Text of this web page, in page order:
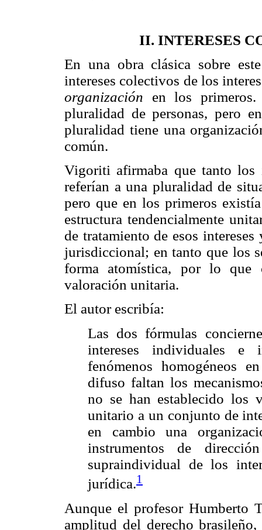
II. INTERESES
En una obra clásica sobre
intereses colectivos de los
organización en los
pluralidad de personas, pero
pluralidad tiene una
común.
Vigoriti afirmaba que tanto los
referían a una pluralidad de
pero que en los primeros
estructura tendencialmente
de tratamiento de esos
jurisdiccional; en tanto que los
forma atomística, por lo que
valoración unitaria.
El autor escribía:
Las dos fórmulas
intereses individuales e
fenómenos homogéneos
difuso faltan los
no se han establecido los
unitario a un conjunto de
en cambio una
instrumentos de
supraindividual de los
jurídica.1
Aunque el profesor Humberto
amplitud del derecho